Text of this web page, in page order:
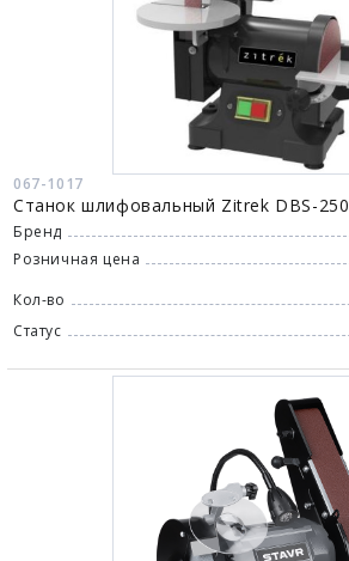
067-1017
Станок шлифовальный Zitrek DBS-250
Бренд
Розничная цена
Кол-во
Статус